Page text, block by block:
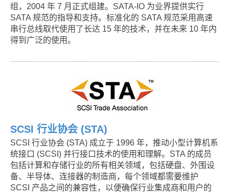
组，2004 年 7 月正式组建。SATA-IO 为业界提供实行
SATA 规范的指导和支持。标准化的 SATA 规范采用高速
串行总线取代使用了长达 15 年的技术，并在未来 10 年内
得到广泛的使用。
SCSI 行业协会 (STA)
SCSI 行业协会 (STA) 成立于 1996 年，推动小型计算机系
统接口 (SCSI) 并行接口技术的使用和理解。STA 的成员
包括计算和存储行业的所有相关领域，包括硬盘、外围设
备、半导体、连接器的制造商，每个领域都需要维护
SCSI 产品之间的兼容性，以便确保行业集成商和用户的